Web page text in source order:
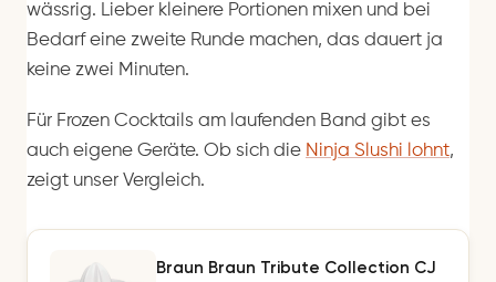
wässrig. Lieber kleinere Portionen mixen und bei
Bedarf eine zweite Runde machen, das dauert ja
keine zwei Minuten.
Für Frozen Cocktails am laufenden Band gibt es
auch eigene Geräte. Ob sich die Ninja Slushi lohnt,
zeigt unser Vergleich.
Braun Braun Tribute Collection CJ